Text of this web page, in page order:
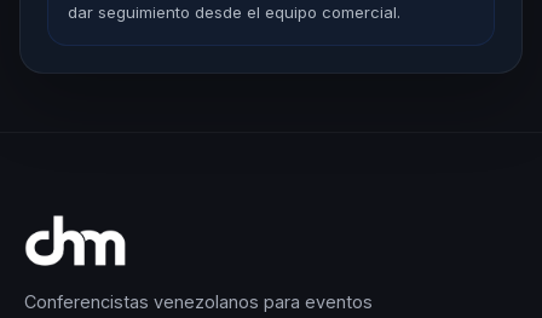
dar seguimiento desde el equipo comercial.
Conferencistas venezolanos para eventos